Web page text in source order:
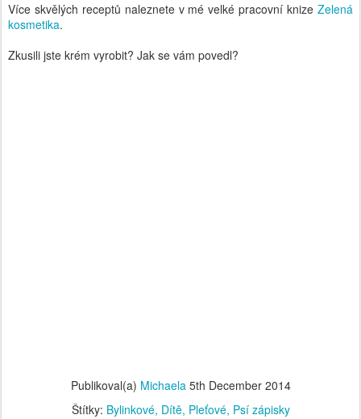
Více skvělých receptů naleznete v mé velké pracovní knize Zelená
kosmetika.
Zkusili jste krém vyrobit? Jak se vám povedl?
Publikoval(a) Michaela 5th December 2014
Štítky: Bylinkové Dítě Pleťové Psí zápisky